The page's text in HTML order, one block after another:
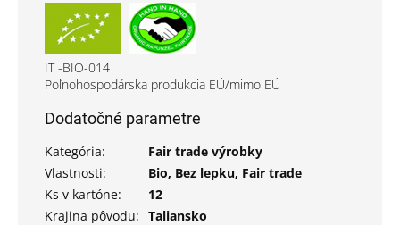
IT -BIO-014
Poľnohospodárska produkcia EÚ/mimo EÚ
Dodatočné parametre
Kategória:
Fair trade výrobky
Vlastnosti:
Bio, Bez lepku, Fair trade
Ks v kartóne:
12
Krajina pôvodu: Taliansko